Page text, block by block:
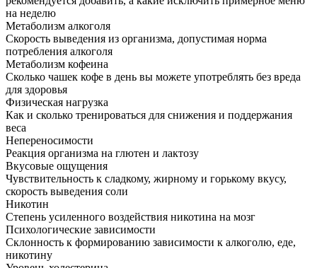
на неделю
Метаболизм алкоголя
Скорость выведения из организма, допустимая норма
потребления алкоголя
Метаболизм кофеина
Сколько чашек кофе в день вы можете употреблять без вреда
для здоровья
Физическая нагрузка
Как и сколько тренироваться для снижения и поддержания
веса
Непереносимости
Реакция организма на глютен и лактозу
Вкусовые ощущения
Чувствительность к сладкому, жирному и горькому вкусу,
скорость выведения соли
Никотин
Степень усиленного воздействия никотина на мозг
Психологические зависимости
Склонность к формированию зависимости к алкоголю, еде,
никотину